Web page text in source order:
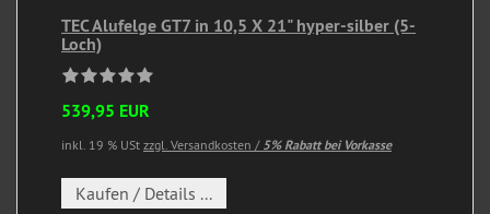
TEC Alufelge GT7 in 10,5 X 21" hyper-silber (5-
Loch)
539,95 EUR
inkl. 19 % USt zzgl. Versandkosten / 5% Rabatt bei Vorkasse
Kaufen / Details ...